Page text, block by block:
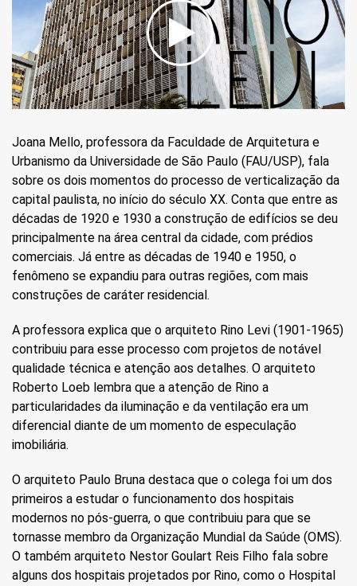
Joana Mello, professora da Faculdade de Arquitetura e
Urbanismo da Universidade de São Paulo (FAU/USP), fala
sobre os dois momentos do processo de verticalização da
capital paulista, no início do século XX. Conta que entre as
décadas de 1920 e 1930 a construção de edifícios se deu
principalmente na área central da cidade, com prédios
comerciais. Já entre as décadas de 1940 e 1950, o
fenômeno se expandiu para outras regiões, com mais
construções de caráter residencial.
A professora explica que o arquiteto Rino Levi (1901-1965)
contribuiu para esse processo com projetos de notável
qualidade técnica e atenção aos detalhes. O arquiteto
Roberto Loeb lembra que a atenção de Rino a
particularidades da iluminação e da ventilação era um
diferencial diante de um momento de especulação
imobiliária.
O arquiteto Paulo Bruna destaca que o colega foi um dos
primeiros a estudar o funcionamento dos hospitais
modernos no pós-guerra, o que contribuiu para que se
tornasse membro da Organização Mundial da Saúde (OMS).
O também arquiteto Nestor Goulart Reis Filho fala sobre
alguns dos hospitais projetados por Rino, como o Hospital